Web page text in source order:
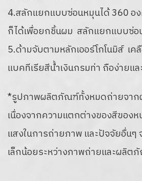
4.สลักแยกแบบซ่อนหมุนได้ 360 อ
ก็ได้เพื่อยกชิ้นผม สลักแยกแบบซ่อ
5.ด้ามจับตามหลักเออร์โกโนมิส์ เค
แบคทีเรียสีน้ำเงินกรมท่า ถือง่ายแ
*รูปภาพผลิตภัณฑ์ทั้งหมดถ่ายจา
เนื่องจากความแตกต่างของสีของ
แสงในการถ่ายภาพ และปัจจัยอื่นๆ
เล็กน้อยระหว่างภาพถ่ายและผลิต